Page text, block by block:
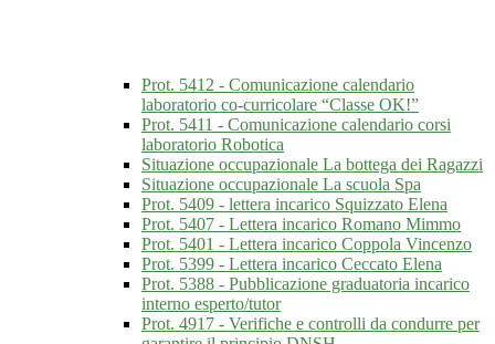
Prot. 5412 - Comunicazione calendario
laboratorio co-curricolare “Classe OK!”
Prot. 5411 - Comunicazione calendario corsi
laboratorio Robotica
Situazione occupazionale La bottega dei Ragazzi
Situazione occupazionale La scuola Spa
Prot. 5409 - lettera incarico Squizzato Elena
Prot. 5407 - Lettera incarico Romano Mimmo
Prot. 5401 - Lettera incarico Coppola Vincenzo
Prot. 5399 - Lettera incarico Ceccato Elena
Prot. 5388 - Pubblicazione graduatoria incarico
interno esperto/tutor
Prot. 4917 - Verifiche e controlli da condurre per